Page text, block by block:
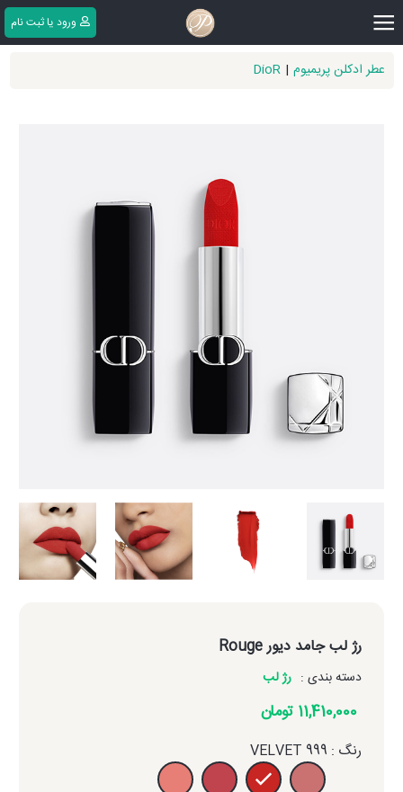
||| ورود یا ثبت ‌نام
عطر ادکلن پریمیوم |
DioR
رژ لب جامد دیور Rouge
دسته بندی : رژ لب
11,410,000 تومان
رنگ : 999 VELVET